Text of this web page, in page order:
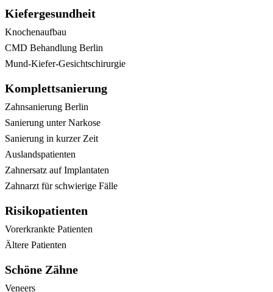
Kiefergesundheit
Knochenaufbau
CMD Behandlung Berlin
Mund-Kiefer-Gesichtschirurgie
Komplettsanierung
Zahnsanierung Berlin
Sanierung unter Narkose
Sanierung in kurzer Zeit
Auslandspatienten
Zahnersatz auf Implantaten
Zahnarzt für schwierige Fälle
Risikopatienten
Vorerkrankte Patienten
Ältere Patienten
Schöne Zähne
Veneers